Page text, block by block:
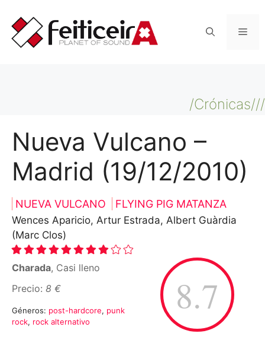
contenido
/Crónicas///
Nueva Vulcano –
Madrid (19/12/2010)
NUEVA VULCANO FLYING PIG MATANZA
Wences Aparicio, Artur Estrada, Albert Guàrdia
(Marc Clos)
8.7
Charada, Casi lleno
Precio: 8 €
Géneros: post-hardcore, punk
rock, rock alternativo